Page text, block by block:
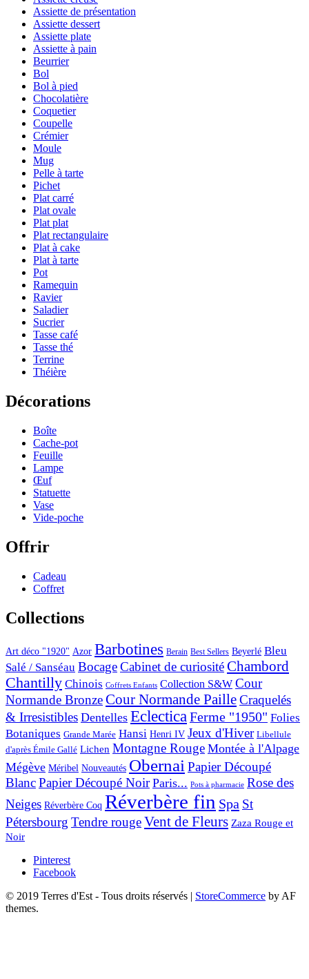
Assiette de présentation
Assiette dessert
Assiette plate
Assiette à pain
Beurrier
Bol
Bol à pied
Chocolatière
Coquetier
Coupelle
Crémier
Moule
Mug
Pelle à tarte
Pichet
Plat carré
Plat ovale
Plat plat
Plat rectangulaire
Plat à cake
Plat à tarte
Pot
Ramequin
Ravier
Saladier
Sucrier
Tasse café
Tasse thé
Terrine
Théière
Décorations
Boîte
Cache-pot
Feuille
Lampe
Œuf
Statuette
Vase
Vide-poche
Offrir
Cadeau
Coffret
Collections
Art déco "1920" Azor Barbotines Berain Best Sellers Beyerlé Bleu
Salé / Sanséau BocageCabinet de curiositéChambord
Chantilly Chinois Coffrets Enfants Collection S&W Cour
Normande BronzeCour Normande PailleCraquelés
& Irresistibles Dentelles EclecticaFerme "1950" Folies
Botaniques Grande Marée Hansi Henri IV Jeux d'Hiver Libellule
d'après Émile Gallé Lichen Montagne Rouge Montée à l'Alpage
Mégève Méribel Nouveautés ObernaiPapier Découpé
BlancPapier Découpé Noir Paris... Pots à pharmacie Rose des
Neiges Réverbère Coq Réverbère fin Spa St
Pétersbourg Tendre rougeVent de Fleurs Zaza Rouge et
Noir
Pinterest
Facebook
© 2019 Terres d'Est - Tous droits réservés
StoreCommerce by AF
themes.